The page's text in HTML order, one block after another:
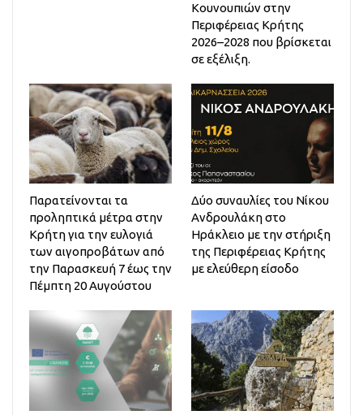
Κουνουπιών στην
Περιφέρειας Κρήτης
2026–2028 που βρίσκεται
σε εξέλιξη.
Παρατείνονται τα
προληπτικά μέτρα στην
Κρήτη για την ευλογιά
των αιγοπροβάτων από
την Παρασκευή 7 έως την
Πέμπτη 20 Αυγούστου
Δύο συναυλίες του Νίκου
Ανδρουλάκη στο
Ηράκλειο με την στήριξη
της Περιφέρειας Κρήτης
με ελεύθερη είσοδο